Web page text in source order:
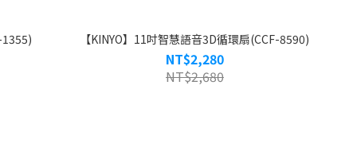
1355) 【KINYO】11吋智慧語音3D循環扇(CCF-8590)
NT$2,280
NT$2,680